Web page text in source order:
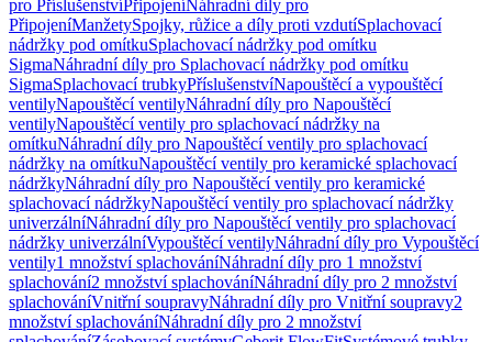
pro PříslušenstvíPřipojeníNáhradní díly pro
PřipojeníManžetySpojky, růžice a díly proti vzdutíSplachovací
nádržky pod omítkuSplachovací nádržky pod omítku
SigmaNáhradní díly pro Splachovací nádržky pod omítku
SigmaSplachovací trubkyPříslušenstvíNapouštěcí a vypouštěcí
ventilyNapouštěcí ventilyNáhradní díly pro Napouštěcí
ventilyNapouštěcí ventily pro splachovací nádržky na
omítkuNáhradní díly pro Napouštěcí ventily pro splachovací
nádržky na omítkuNapouštěcí ventily pro keramické splachovací
nádržkyNáhradní díly pro Napouštěcí ventily pro keramické
splachovací nádržkyNapouštěcí ventily pro splachovací nádržky
univerzálníNáhradní díly pro Napouštěcí ventily pro splachovací
nádržky univerzálníVypouštěcí ventilyNáhradní díly pro Vypouštěcí
ventily1 množství splachováníNáhradní díly pro 1 množství
splachování2 množství splachováníNáhradní díly pro 2 množství
splachováníVnitřní soupravyNáhradní díly pro Vnitřní soupravy2
množství splachováníNáhradní díly pro 2 množství